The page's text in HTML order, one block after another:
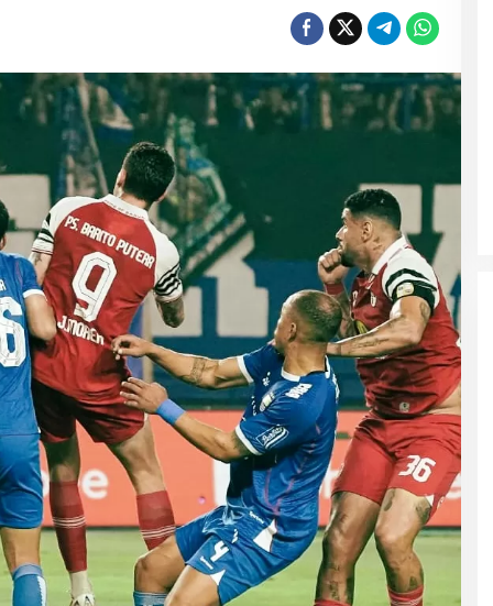
Bangun Banua Siapkan Bisnis
Baru Dongkrak PAD